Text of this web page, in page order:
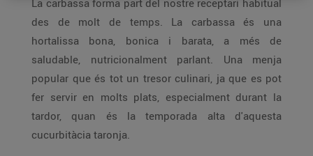
La carbassa forma part del nostre receptari habitual
des de molt de temps. La carbassa és una
hortalissa bona, bonica i barata, a més de
saludable, nutricionalment parlant. Una menja
popular que és tot un tresor culinari, ja que es pot
fer servir en molts plats, especialment durant la
tardor, quan és la temporada alta d'aquesta
cucurbitàcia taronja.